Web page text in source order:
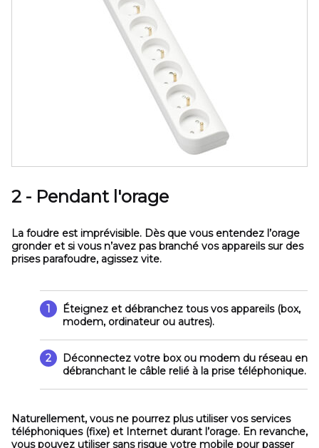
2 - Pendant l'orage
La foudre est imprévisible. Dès que vous entendez l’orage
gronder et si vous n’avez pas branché vos appareils sur des
prises parafoudre, agissez vite.
1 Éteignez et débranchez tous vos appareils (box,
modem, ordinateur ou autres).
2 Déconnectez votre box ou modem du réseau en
débranchant le câble relié à la prise téléphonique.
Naturellement, vous ne pourrez plus utiliser vos services
téléphoniques (fixe) et Internet durant l’orage. En revanche,
vous pouvez utiliser sans risque votre mobile pour passer